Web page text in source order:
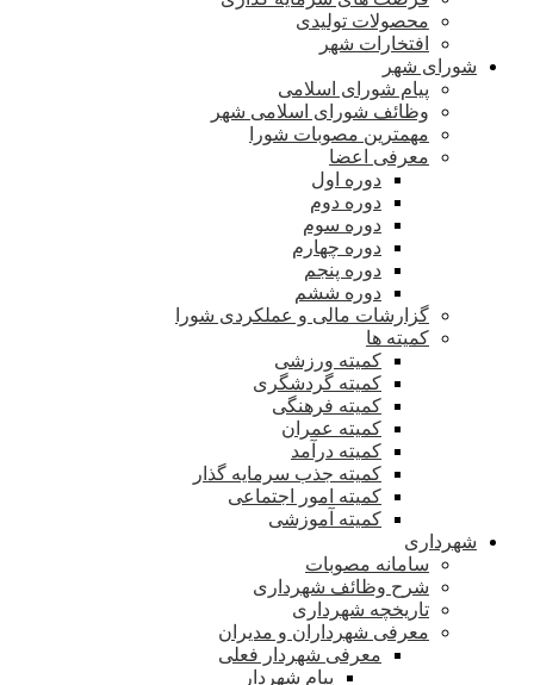
محصولات تولیدی
افتخارات شهر
شورای شهر
پیام شورای اسلامی
وظائف شورای اسلامی شهر
مهمترین مصوبات شورا
معرفی اعضا
دوره اول
دوره دوم
دوره سوم
دوره چهارم
دوره پنجم
دوره ششم
گزارشات مالی و عملکردی شورا
کمیته ها
کمیته ورزشی
کمیته گردشگری
کمیته فرهنگی
کمیته عمران
کمیته درآمد
کمیته جذب سرمایه گذار
کمیته امور اجتماعی
کمیته آموزشی
شهرداری
سامانه مصوبات
شرح وظائف شهرداری
تاریخچه شهرداری
معرفی شهرداران و مدیران
معرفی شهردار فعلی
پیام شهردار